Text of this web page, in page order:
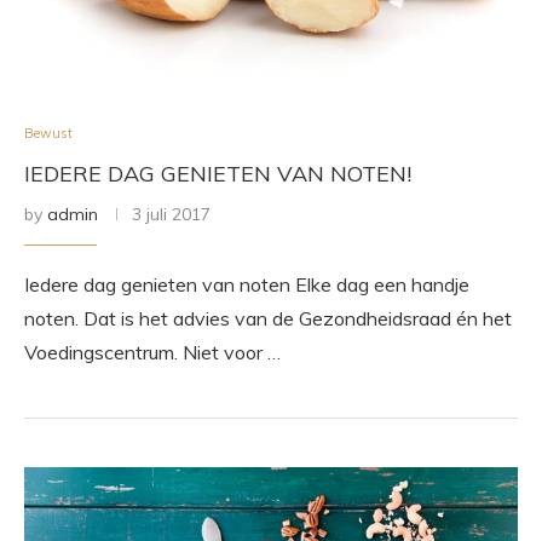
Bewust
IEDERE DAG GENIETEN VAN NOTEN!
by admin 3 juli 2017
Iedere dag genieten van noten Elke dag een handje
noten. Dat is het advies van de Gezondheidsraad én het
Voedingscentrum. Niet voor …